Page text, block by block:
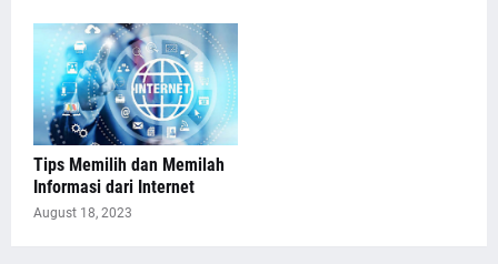
Tips Memilih dan Memilah
Informasi dari Internet
August 18, 2023